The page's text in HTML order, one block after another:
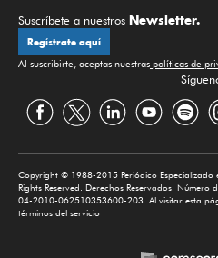
Suscríbete a nuestros Newsletter.
Regístrate aquí
Al suscribirte, aceptas nuestras políticas de
Copyright © 1988-2015 Periódico Especializado
Rights Reserved. Derechos Reservados.
04-2010-062510353600-203. Al visitar esta
términos del servicio